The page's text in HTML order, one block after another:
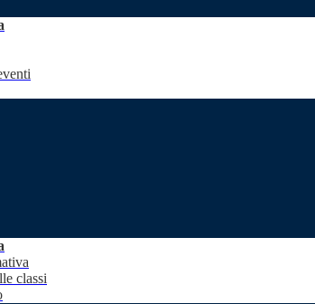
classi